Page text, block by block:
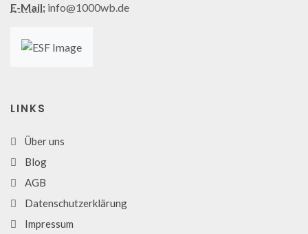
E-Mail: info@1000wb.de
LINKS
Über uns
Blog
AGB
Datenschutzerklärung
Impressum